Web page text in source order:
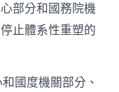
部分和國務院機
止體系性重塑的
國度機關部分、